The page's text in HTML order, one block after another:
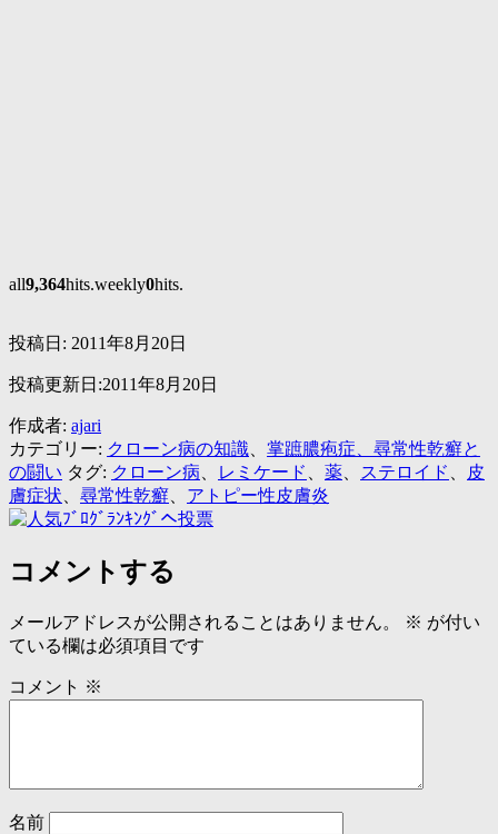
all9,364hits.weekly0hits.
投稿日: 2011年8月20日
投稿更新日:2011年8月20日
作成者: ajari
カテゴリー: クローン病の知識
掌蹠膿疱症、尋常性乾癬と
の闘い タグ: クローン病 レミケード 薬 ステロイド
皮
膚症状
尋常性乾癬 アトピー性皮膚炎
コメントする
メールアドレスが公開されることはありません。 ※ が付い
ている欄は必須項目です
コメント ※
名前